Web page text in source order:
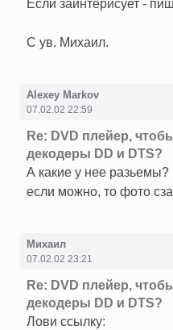
Если заинтерисует -
С ув. Михаил.
Alexey Markov
07.02.02 22:59
Re: DVD плейер,
декодеры DD и DTS?
А какие у нее разьемы?
если можно, то фото
Михаил
07.02.02 23:21
Re: DVD плейер,
декодеры DD и DTS?
Лови ссылку: